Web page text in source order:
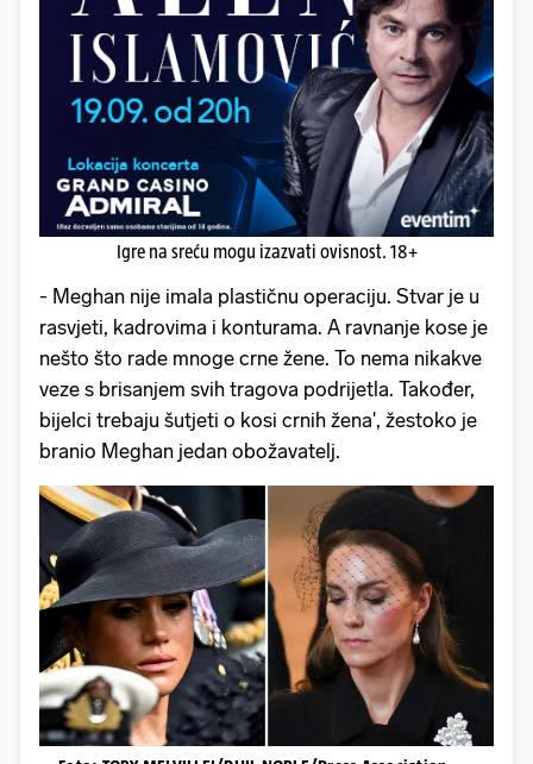
Igre na sreću mogu izazvati ovisnost. 18+
- Meghan nije imala plastičnu operaciju. Stvar je u
rasvjeti, kadrovima i konturama. A ravnanje kose je
nešto što rade mnoge crne žene. To nema nikakve
veze s brisanjem svih tragova podrijetla. Također,
bijelci trebaju šutjeti o kosi crnih žena', žestoko je
branio Meghan jedan obožavatelj.